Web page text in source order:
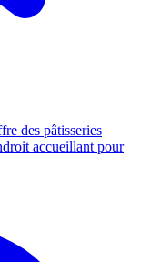
des pâtisseries
accueillant pour